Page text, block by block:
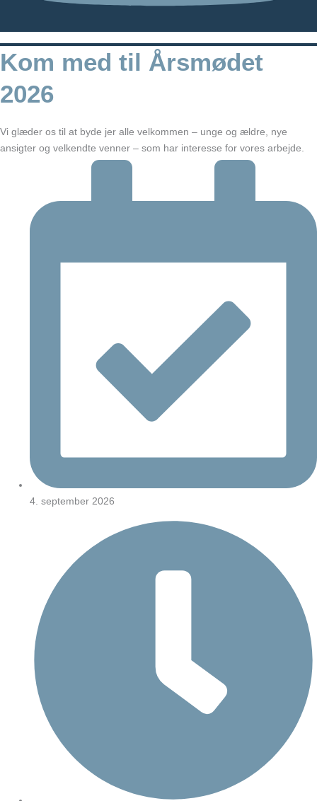
Kom med til Årsmødet
2026
Vi glæder os til at byde jer alle velkommen – unge og ældre, nye
ansigter og velkendte venner – som har interesse for vores arbejde.
4. september 2026